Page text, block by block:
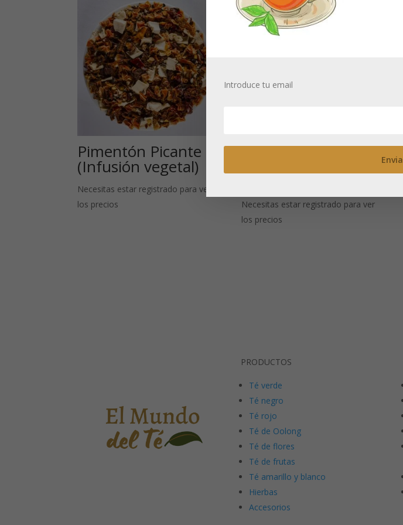
Pimentón Picante
(Infusión vegetal)
Necesitas estar registrado para ver
los precios
Té del Ayuno
Necesitas estar registrado para ver
los precios
PRODUCTOS
Té verde
Té negro
Té rojo
Té de Oolong
Té de flores
Té de frutas
Té amarillo y blanco
Hierbas
Accesorios
Introduce tu email